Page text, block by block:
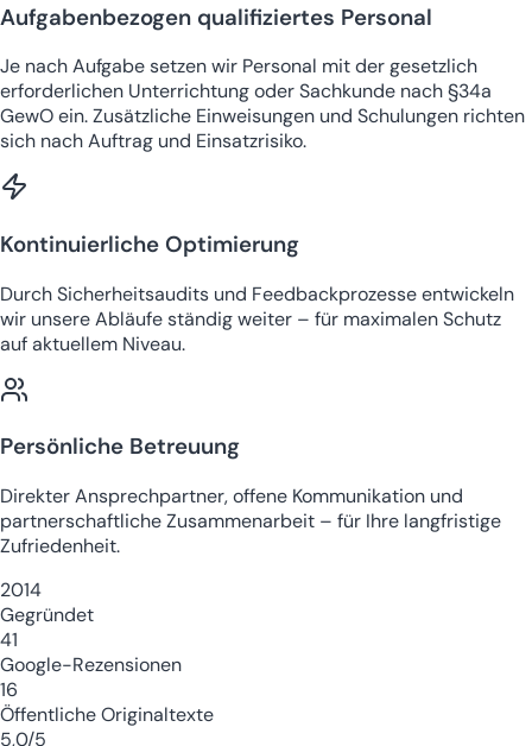
Aufgabenbezogen qualifiziertes Personal
Je nach Aufgabe setzen wir Personal mit der gesetzlich
erforderlichen Unterrichtung oder Sachkunde nach §34a
GewO ein. Zusätzliche Einweisungen und Schulungen richten
sich nach Auftrag und Einsatzrisiko.
Kontinuierliche Optimierung
Durch Sicherheitsaudits und Feedbackprozesse entwickeln
wir unsere Abläufe ständig weiter – für maximalen Schutz
auf aktuellem Niveau.
Persönliche Betreuung
Direkter Ansprechpartner, offene Kommunikation und
partnerschaftliche Zusammenarbeit – für Ihre langfristige
Zufriedenheit.
2014
Gegründet
41
Google-Rezensionen
16
Öffentliche Originaltexte
5,0/5